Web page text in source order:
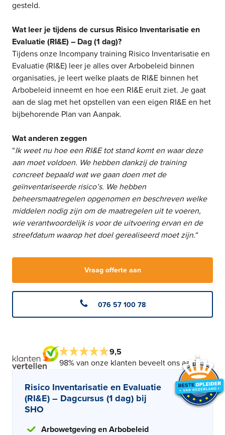
gesteld.
Wat leer je tijdens de cursus Risico Inventarisatie en
Evaluatie (RI&E) – Dag (1 dag)?
Tijdens onze Incompany training Risico Inventarisatie en
Evaluatie (RI&E) leer je alles over Arbobeleid binnen
organisaties, je leert welke plaats de RI&E binnen het
Arbobeleid inneemt en hoe een RI&E eruit ziet. Je gaat
aan de slag met het opstellen van een eigen RI&E en het
bijbehorende Plan van Aanpak.
Wat anderen zeggen
“Ik weet nu hoe een RI&E tot stand komt en waar deze
aan moet voldoen. We hebben dankzij de training
concreet bepaald wat we gaan doen met de
geïnventariseerde risico’s. We hebben
beheersmaatregelen opgenomen en beschreven welke
middelen nodig zijn om de maatregelen uit te voeren,
wie verantwoordelijk is voor de uitvoering ervan en de
streefdatum waarop het doel gerealiseerd moet zijn.“
Vraag offerte aan
076 57 100 78
9,5
98% van onze klanten beveelt ons aan!
Risico Inventarisatie en Evaluatie
(RI&E) – Dagcursus (1 dag) bij
SHO
Arbowetgeving en Arbobeleid